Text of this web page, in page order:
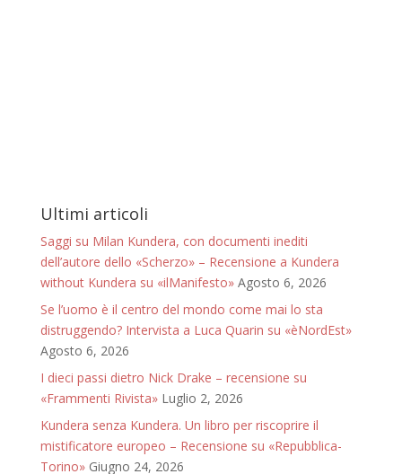
Ultimi articoli
Saggi su Milan Kundera, con documenti inediti
dell’autore dello «Scherzo» – Recensione a Kundera
without Kundera su «ilManifesto» Agosto 6, 2026
Se l’uomo è il centro del mondo come mai lo sta
distruggendo? Intervista a Luca Quarin su «èNordEst»
Agosto 6, 2026
I dieci passi dietro Nick Drake – recensione su
«Frammenti Rivista» Luglio 2, 2026
Kundera senza Kundera. Un libro per riscoprire il
mistificatore europeo – Recensione su «Repubblica-
Torino» Giugno 24, 2026